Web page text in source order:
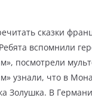
сказки
вспомнили
посмотрели
узнали, что в
Золушка. В